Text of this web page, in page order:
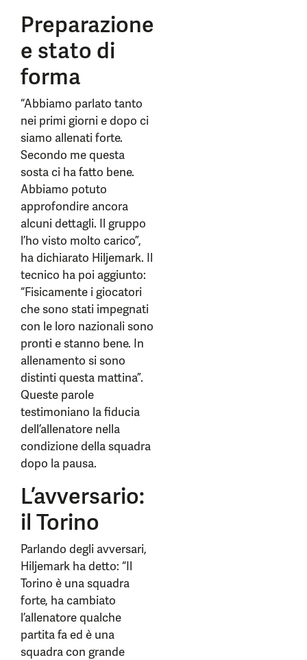
Preparazione
e stato di
forma
“Abbiamo parlato tanto
nei primi giorni e dopo ci
siamo allenati forte.
Secondo me questa
sosta ci ha fatto bene.
Abbiamo potuto
approfondire ancora
alcuni dettagli. Il gruppo
l’ho visto molto carico”,
ha dichiarato Hiljemark. Il
tecnico ha poi aggiunto:
“Fisicamente i giocatori
che sono stati impegnati
con le loro nazionali sono
pronti e stanno bene. In
allenamento si sono
distinti questa mattina”.
Queste parole
testimoniano la fiducia
dell’allenatore nella
condizione della squadra
dopo la pausa.
L’avversario:
il Torino
Parlando degli avversari,
Hiljemark ha detto: “Il
Torino è una squadra
forte, ha cambiato
l’allenatore qualche
partita fa ed è una
squadra con grande